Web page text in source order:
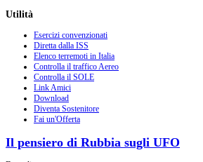
Utilità
Esercizi convenzionati
Diretta dalla ISS
Elenco terremoti in Italia
Controlla il traffico Aereo
Controlla il SOLE
Link Amici
Download
Diventa Sostenitore
Fai un'Offerta
Il pensiero di Rubbia sugli UFO